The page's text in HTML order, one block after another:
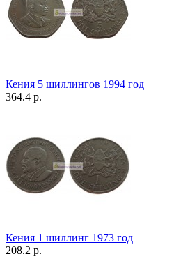
Кения 5 шиллингов 1994 год
364.4 р.
Кения 1 шиллинг 1973 год
208.2 р.